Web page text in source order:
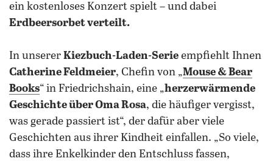
ein kostenloses Konzert spielt – und dabei
Erdbeersorbet verteilt.
In unserer Kiezbuch-Laden-Serie empfiehlt Ihnen
Catherine Feldmeier, Chefin von „Mouse & Bear
Books“ in Friedrichshain, eine „herzerwärmende
Geschichte über Oma Rosa, die häufiger vergisst,
was gerade passiert ist“, der dafür aber viele
Geschichten aus ihrer Kindheit einfallen. „So viele,
dass ihre Enkelkinder den Entschluss fassen,